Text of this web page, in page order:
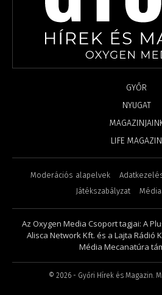
GYŐR
NYUGAT
LIFE MAGAZIN
Moderációs alapelvek
Játékszabályzat
Az Oxygen Media Csoport tagjai: A
Alisca Network Kft. és a Lajta Rádió
Média Mecanatúra
© 2026 - Győri Hírek és Magazin.